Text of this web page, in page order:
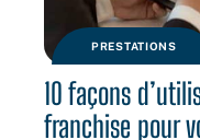
PRESTATIONS
10 façons
franchise pour